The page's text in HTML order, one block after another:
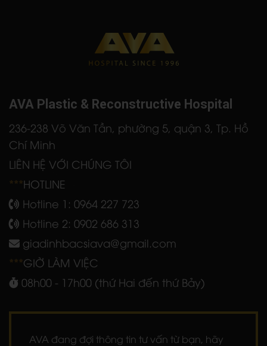
AVA Plastic & Reconstructive Hospital
236-238 Võ Văn Tần, phường 5, quận 3, Tp. Hồ
Chí Minh
LIÊN HỆ VỚI CHÚNG TÔI
***HOTLINE
Hotline 1: 0964 227 723
Hotline 2: 0902 686 313
giadinhbacsiava@gmail.com
***GIỜ LÀM VIỆC
08h00 - 17h00 (thứ Hai đến thứ Bảy)
AVA đang đợi thông tin tư vấn từ bạn, hãy